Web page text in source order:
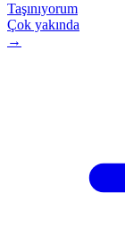
Taşınıyorum
Çok yakında
→